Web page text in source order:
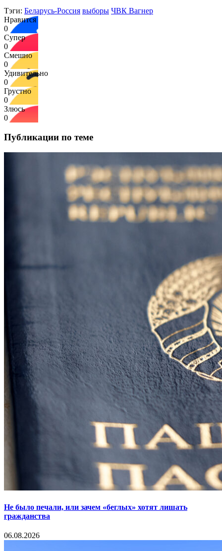
Тэги: Беларусь-Россия выборы ЧВК Вагнер
Нравится
0
Супер
0
Смешно
0
Удивительно
0
Грустно
0
Злюсь
0
Публикации по теме
Не было печали, или зачем «беглых» хотят лишать
гражданства
06.08.2026